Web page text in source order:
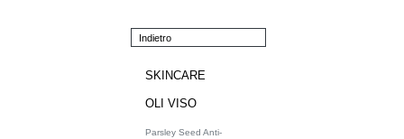
Indietro
SKINCARE
OLI VISO
Parsley Seed Anti-